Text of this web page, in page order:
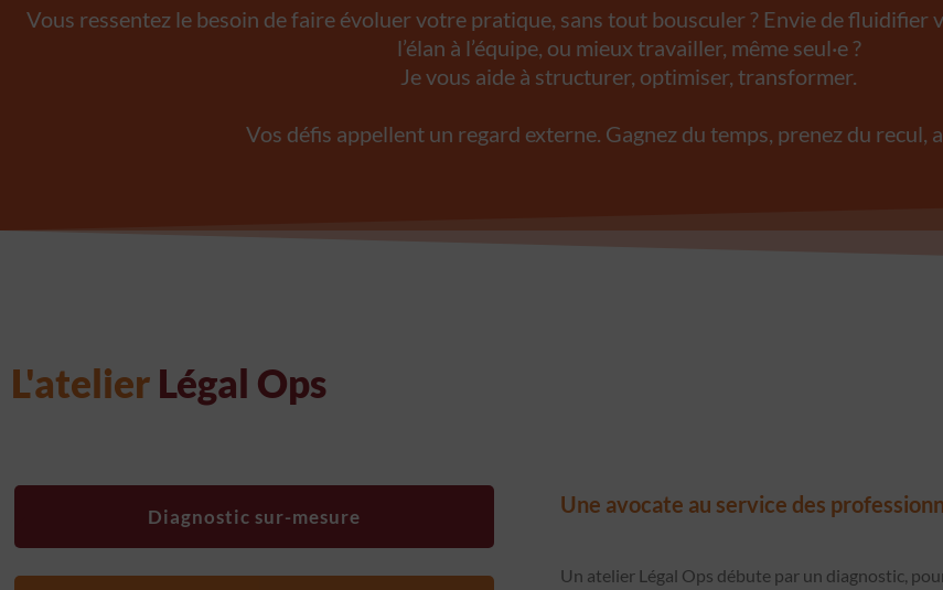
Vous ressentez le besoin de faire évoluer votre pratique, sans tout bousculer ? Envie de fluidifier
l’élan à l’équipe, ou mieux travailler, même seul·e ?
Je vous aide à structurer, optimiser, transformer.
Vos défis appellent un regard externe. Gagnez du temps, prenez du recul,
L'atelier Légal Ops
Diagnostic sur-mesure Une avocate au service des
Un atelier Légal Ops débute par un diagnostic,